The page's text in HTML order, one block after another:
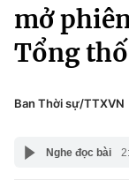
Chính trị
Xã hội
Pháp luật
Y tế
Truyền
Văn hóa -
Y tế
Công nghệ
mở
Tổng
Ban Thời sự/TTXVN
Nghe đọc bài